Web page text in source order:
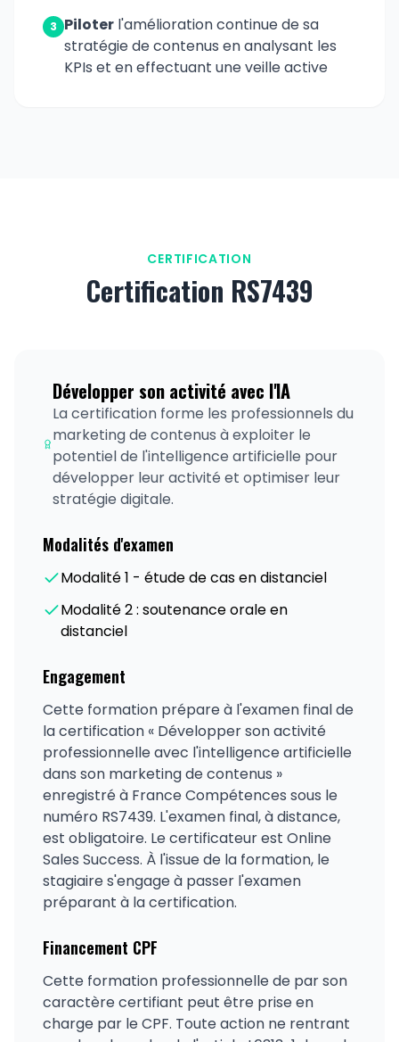
3 Piloter l'amélioration continue de sa
stratégie de contenus en analysant les
KPIs et en effectuant une veille active
CERTIFICATION
Certification RS7439
Développer son activité avec l'IA
La certification forme les professionnels du
marketing de contenus à exploiter le
potentiel de l'intelligence artificielle pour
développer leur activité et optimiser leur
stratégie digitale.
Modalités d'examen
Modalité 1 - étude de cas en distanciel
Modalité 2 : soutenance orale en
distanciel
Engagement
Cette formation prépare à l'examen final de
la certification « Développer son activité
professionnelle avec l'intelligence artificielle
dans son marketing de contenus »
enregistré à France Compétences sous le
numéro RS7439. L'examen final, à distance,
est obligatoire. Le certificateur est Online
Sales Success. À l'issue de la formation, le
stagiaire s'engage à passer l'examen
préparant à la certification.
Financement CPF
Cette formation professionnelle de par son
caractère certifiant peut être prise en
charge par le CPF. Toute action ne rentrant